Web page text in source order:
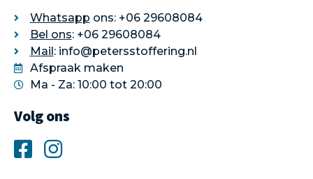
Whatsapp ons: +06 29608084
Bel ons: +06 29608084
Mail: info@petersstoffering.nl
Afspraak maken
Ma - Za: 10:00 tot 20:00
Volg ons